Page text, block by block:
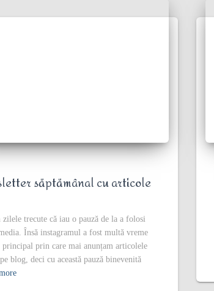
săptămânal cu articole
zilele trecute că iau o pauză de la a folosi
Însă instagramul a fost multă vreme
principal prin care mai anunțam articolele
blog, deci cu această pauză binevenită